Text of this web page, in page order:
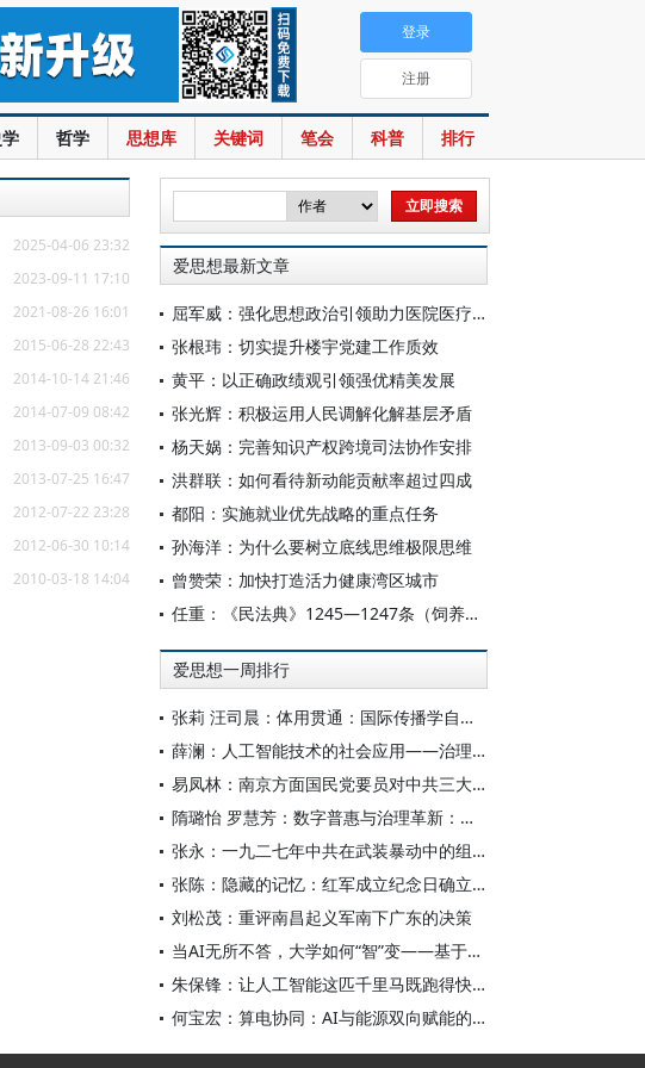
哲学 思想库 关键词 笔会 科普 排行
登录
注册
2025-04-06 23:32
2023-09-11 17:10
2021-08-26 16:01
2015-06-28 22:43
2014-10-14 21:46
2014-07-09 08:42
2013-09-03 00:32
2013-07-25 16:47
2012-07-22 23:28
2012-06-30 10:14
2010-03-18 14:04
爱思想最新文章
屈军威：强化思想政治引领助力医院医疗服务提质升级
张根玮：切实提升楼宇党建工作质效
黄平：以正确政绩观引领强优精美发展
张光辉：积极运用人民调解化解基层矛盾
杨天娲：完善知识产权跨境司法协作安排
洪群联：如何看待新动能贡献率超过四成
都阳：实施就业优先战略的重点任务
孙海洋：为什么要树立底线思维极限思维
曾赞荣：加快打造活力健康湾区城市
任重：《民法典》1245—1247条（饲养动物损害责任）诉讼评注
爱思想一周排行
张莉 汪司晨：体用贯通：国际传播学自主知识体系的建构逻辑与学科交叉进路
薛澜：人工智能技术的社会应用——治理挑战
易凤林：南京方面国民党要员对中共三大起义的反应
隋璐怡 罗慧芳：数字普惠与治理革新：中国人工智能赋能全球南方发展
张永：一九二七年中共在武装暴动中的组织转型
张陈：隐藏的记忆：红军成立纪念日确立前中共对南昌起义的纪念
刘松茂：重评南昌起义军南下广东的决策
当AI无所不答，大学如何“智”变——基于全国400余所高校本科生AI使用情况的调查与思考
朱保锋：让人工智能这匹千里马既跑得快又跑得稳
何宝宏：算电协同：AI与能源双向赋能的关键引擎